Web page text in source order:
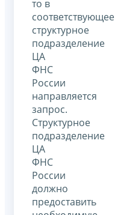
то в
соответствующее
структурное
подразделение
ЦА
ФНС
России
направляется
запрос.
Структурное
подразделение
ЦА
ФНС
России
должно
предоставить